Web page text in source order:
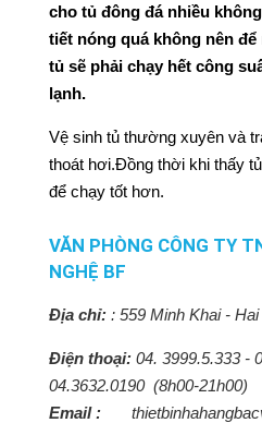
cho tủ đông đá nhiều
tiết nóng quá không nên
tủ sẽ phải chạy hết công
lạnh.
Vệ sinh tủ thường xuyên và
thoát hơi.Đồng thời khi thấy
để chạy tốt hơn.
VĂN PHÒNG CÔNG TY
NGHỆ BF
Địa chỉ: : 559 Minh Khai -
Điện thoại: 04. 3999.5.333 -
04.3632.0190 (8h00-21h00)
Email :